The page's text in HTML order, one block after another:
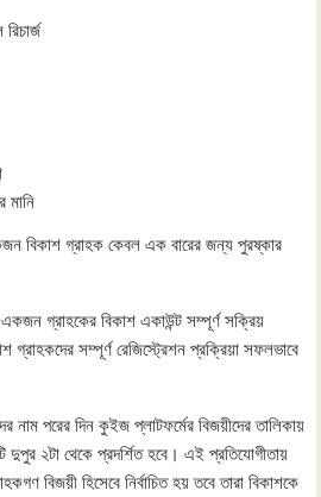
মানি
বিকাশ গ্রাহক কেবল এক বারের জন্য পুরষ্কার
গ্রাহকের বিকাশ একাউন্ট সম্পূর্ণ সক্রিয়
সম্পূর্ণ রেজিস্ট্রেশন প্রক্রিয়া সফলভাবে
নাম পরের দিন কুইজ প্লাটফর্মের বিজয়ীদের তালিকায়
দুপুর ২টা থেকে প্রদর্শিত হবে। এই প্রতিযোগীতায়
বিজয়ী হিসেবে নির্বাচিত হয় তবে তারা বিকাশকে